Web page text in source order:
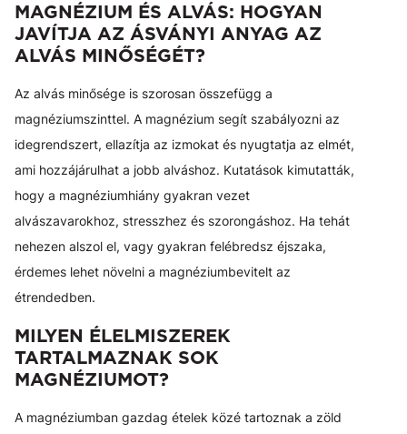
MAGNÉZIUM ÉS ALVÁS: HOGYAN
JAVÍTJA AZ ÁSVÁNYI ANYAG AZ
ALVÁS MINŐSÉGÉT?
Az alvás minősége is szorosan összefügg a
magnéziumszinttel. A magnézium segít szabályozni az
idegrendszert, ellazítja az izmokat és nyugtatja az elmét,
ami hozzájárulhat a jobb alváshoz. Kutatások kimutatták,
hogy a magnéziumhiány gyakran vezet
alvászavarokhoz, stresszhez és szorongáshoz. Ha tehát
nehezen alszol el, vagy gyakran felébredsz éjszaka,
érdemes lehet növelni a magnéziumbevitelt az
étrendedben.
MILYEN ÉLELMISZEREK
TARTALMAZNAK SOK
MAGNÉZIUMOT?
A magnéziumban gazdag ételek közé tartoznak a zöld